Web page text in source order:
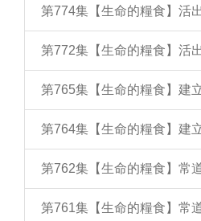
第774集【生命的糧食】活
第772集【生命的糧食】活
第765集【生命的糧食】建
第764集【生命的糧食】建
第762集【生命的糧食】常
第761集【生命的糧食】常